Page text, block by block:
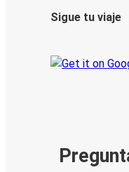
Sigue tu viaje